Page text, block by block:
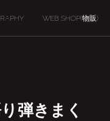
WEB SHOP(物販)
弾きまく